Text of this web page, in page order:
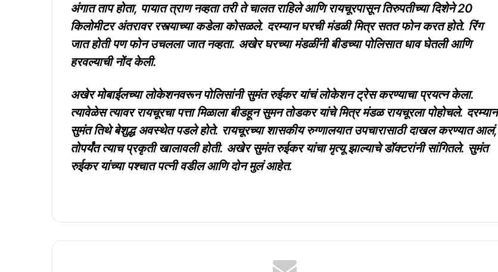
अंगात ताप होता, पायात त्राण नव्हता तरी ते चालत राहिले आणि रायचूरपासून तिरुपतीच्या दिशेने 20
किलोमीटर अंतरावर रस्त्याच्या कडेला कोसळले. दरम्यान घरची मंडळी मित्र सतत फोन करत होते. रिंग
जात होती पण फोन उचलला जात नव्हता. अखेर घरच्या मंडळींनी बीडच्या पोलिसात धाव घेतली आणि
हरवल्याची नोंद केली.
अखेर मोबाईलच्या लोकेशनवरून पोलिसांनी सुमंत रुईकर यांचं लोकेशन ट्रेस करण्याचा प्रयत्न केला.
त्यावेळेस त्यावर रायचूरचा पत्ता मिळाला बीडहून सुमन तोडकर यांचे मित्र मंडळ रायचूरला पोहोचले. दरम्यान
सुमंत तिथे बेशुद्ध अवस्थेत पडले होते. रायचूरच्या शासकीय रुग्णालयात उपचारासाठी दाखल करण्यात आलं,
तोपर्यंत त्याच प्रकृती खालावली होती. अखेर सुमंत रुईकर यांचा मृत्यू झाल्याचे डॉक्टरांनी सांगितले. सुमंत
रुईकर यांच्या पश्चात पत्नी वडील आणि दोन मुलं आहेत.